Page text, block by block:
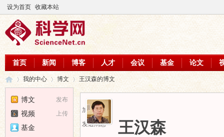
设为首页 收藏本站
首页 新闻 博客 人才 会议 基金 论文
›
我的中心 博文 王汉森的博文
加为好友
发送消息
王汉森
发布
博文
上传
视频
基金